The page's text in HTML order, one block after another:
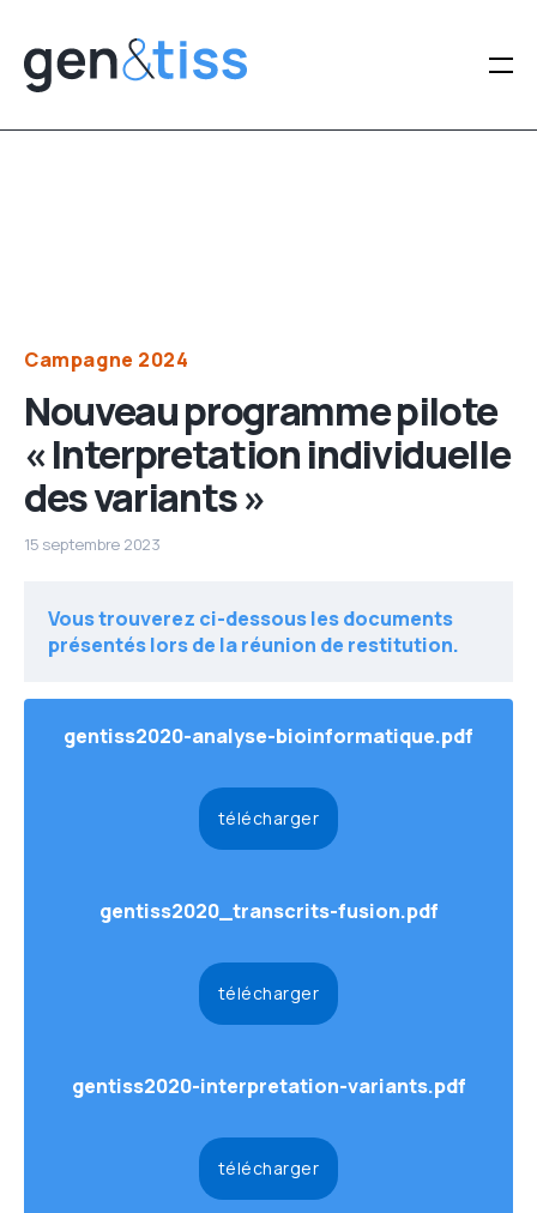
Campagne 2024
Nouveau programme pilote
« Interpretation individuelle
des variants »
15 septembre 2023
Vous trouverez ci-dessous les documents
présentés lors de la réunion de restitution.
gentiss2020-analyse-bioinformatique.pdf
télécharger
gentiss2020_transcrits-fusion.pdf
télécharger
gentiss2020-interpretation-variants.pdf
télécharger